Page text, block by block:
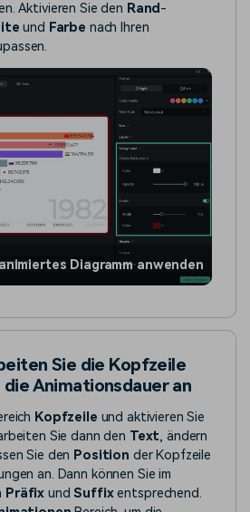
Aktivieren Sie den Rand -
und Farbe nach Ihren
Diagramm anwenden
Sie die Kopfzeile
die Animationsdauer an
Kopfzeile und aktivieren Sie
Sie dann den Text, ändern
Sie den Position der Kopfzeile
an. Dann können Sie im
Präfix undSuffixentsprechend.